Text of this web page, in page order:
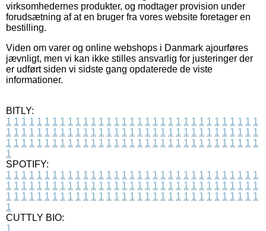
virksomhedernes produkter, og modtager provision under
forudsætning af at en bruger fra vores website foretager en
bestilling.
Viden om varer og online webshops i Danmark ajourføres
jævnligt, men vi kan ikke stilles ansvarlig for justeringer der
er udført siden vi sidste gang opdaterede de viste
informationer.
BITLY:
1 1 1 1 1 1 1 1 1 1 1 1 1 1 1 1 1 1 1 1 1 1 1 1 1 1 1 1 1 1 1 1 1
1 1 1 1 1 1 1 1 1 1 1 1 1 1 1 1 1 1 1 1 1 1 1 1 1 1 1 1 1 1 1 1 1
1 1 1 1 1 1 1 1 1 1 1 1 1 1 1 1 1 1 1 1 1 1 1 1 1 1 1 1 1 1 1 1 1
1
SPOTIFY:
1 1 1 1 1 1 1 1 1 1 1 1 1 1 1 1 1 1 1 1 1 1 1 1 1 1 1 1 1 1 1 1 1
1 1 1 1 1 1 1 1 1 1 1 1 1 1 1 1 1 1 1 1 1 1 1 1 1 1 1 1 1 1 1 1 1
1 1 1 1 1 1 1 1 1 1 1 1 1 1 1 1 1 1 1 1 1 1 1 1 1 1 1 1 1 1 1 1 1
1
CUTTLY BIO:
1